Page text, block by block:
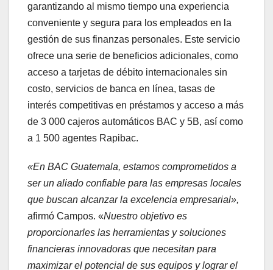
garantizando al mismo tiempo una experiencia
conveniente y segura para los empleados en la
gestión de sus finanzas personales. Este servicio
ofrece una serie de beneficios adicionales, como
acceso a tarjetas de débito internacionales sin
costo, servicios de banca en línea, tasas de
interés competitivas en préstamos y acceso a más
de 3 000 cajeros automáticos BAC y 5B, así como
a 1 500 agentes Rapibac.
«En BAC Guatemala, estamos comprometidos a
ser un aliado confiable para las empresas locales
que buscan alcanzar la excelencia empresarial»,
afirmó Campos. «Nuestro objetivo es
proporcionarles las herramientas y soluciones
financieras innovadoras que necesitan para
maximizar el potencial de sus equipos y lograr el